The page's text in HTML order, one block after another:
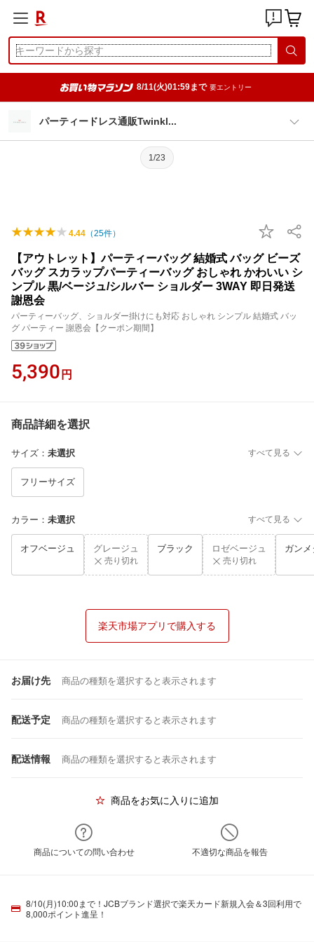
8/11(火)01:59まで 要エントリー
パーティードレス通販Twinkl
1/23
4.44 （25件）
【アウトレット】パーティーバッグ 結婚式 バッグ ビーズ
バッグ スカラップパーティーバッグ おしゃれ かわいい シ
ンプル 黒/ベージュ/シルバー ショルダー 3WAY 即日発送
謝恩会
パーティーバッグ、ショルダー掛けにも対応 おしゃれ シンプル 結婚式 バッ
グ パーティー 謝恩会【クーポン期間】
5,390 円
商品詳細を選択
サイズ ： 未選択 すべて見る
フリーサイズ
カラー ： 未選択 すべて見る
オフベージュ グレージュ
売り切れ
ブラック ロゼベージュ
売り切れ
ガン
楽天市場アプリで購入する
お届け先 商品の種類を選択すると表示されます
配送予定 商品の種類を選択すると表示されます
配送情報 商品の種類を選択すると表示されます
商品をお気に入りに追加
商品についての問い合わせ 不適切な商品を報告
8/10(月)10:00まで！JCBブランド選択で楽天カード新規入会＆3回利用で
8,000ポイント進呈！